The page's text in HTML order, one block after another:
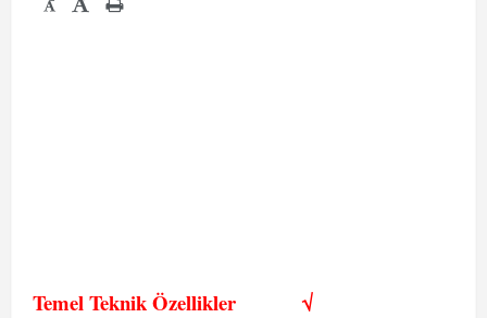
Temel Teknik Özellikler√